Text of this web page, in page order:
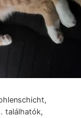
találhatók,